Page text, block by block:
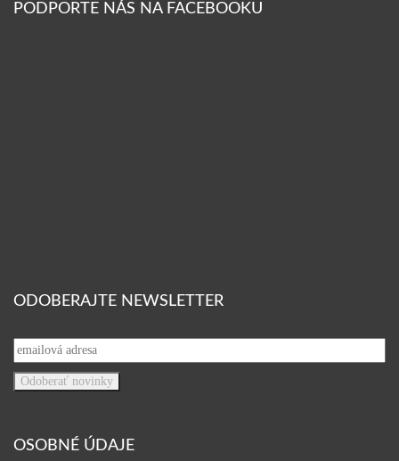
PODPORTE NÁS NA FACEBOOKU
ODOBERAJTE NEWSLETTER
OSOBNÉ ÚDAJE